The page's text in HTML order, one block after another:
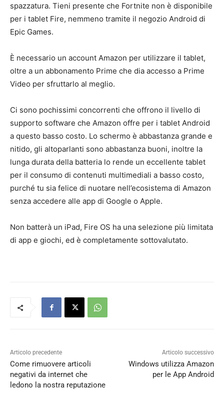
spazzatura. Tieni presente che Fortnite non è disponibile
per i tablet Fire, nemmeno tramite il negozio Android di
Epic Games.
È necessario un account Amazon per utilizzare il tablet,
oltre a un abbonamento Prime che dia accesso a Prime
Video per sfruttarlo al meglio.
Ci sono pochissimi concorrenti che offrono il livello di
supporto software che Amazon offre per i tablet Android
a questo basso costo. Lo schermo è abbastanza grande e
nitido, gli altoparlanti sono abbastanza buoni, inoltre la
lunga durata della batteria lo rende un eccellente tablet
per il consumo di contenuti multimediali a basso costo,
purché tu sia felice di nuotare nell’ecosistema di Amazon
senza accedere alle app di Google o Apple.
Non batterà un iPad, Fire OS ha una selezione più limitata
di app e giochi, ed è completamente sottovalutato.
Articolo precedente
Come rimuovere articoli
negativi da internet che
ledono la nostra reputazione
Articolo successivo
Windows utilizza Amazon
per le App Android